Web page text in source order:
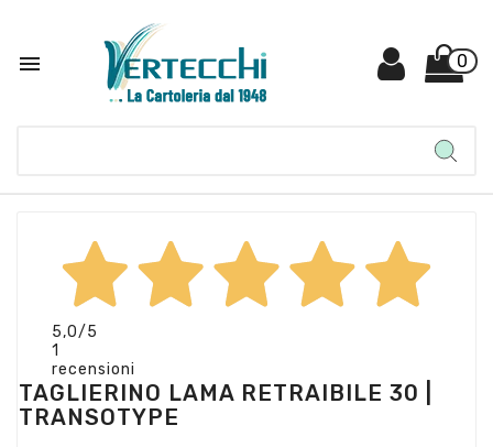
 0
5,0/5
1
recensioni
TAGLIERINO LAMA RETRAIBILE 30 |
TRANSOTYPE